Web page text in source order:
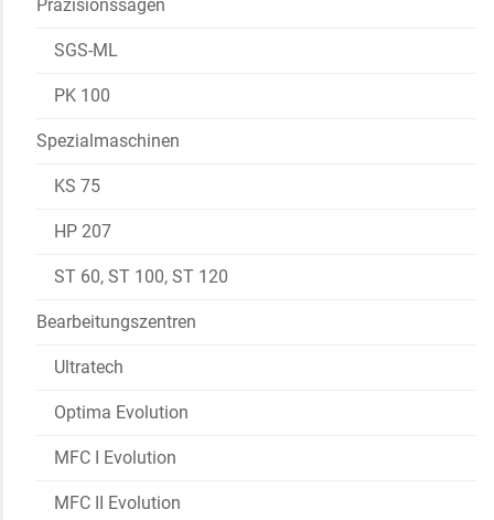
Präzisionssägen
SGS-ML
PK 100
Spezialmaschinen
KS 75
HP 207
ST 60, ST 100, ST 120
Bearbeitungszentren
Ultratech
Optima Evolution
MFC I Evolution
MFC II Evolution